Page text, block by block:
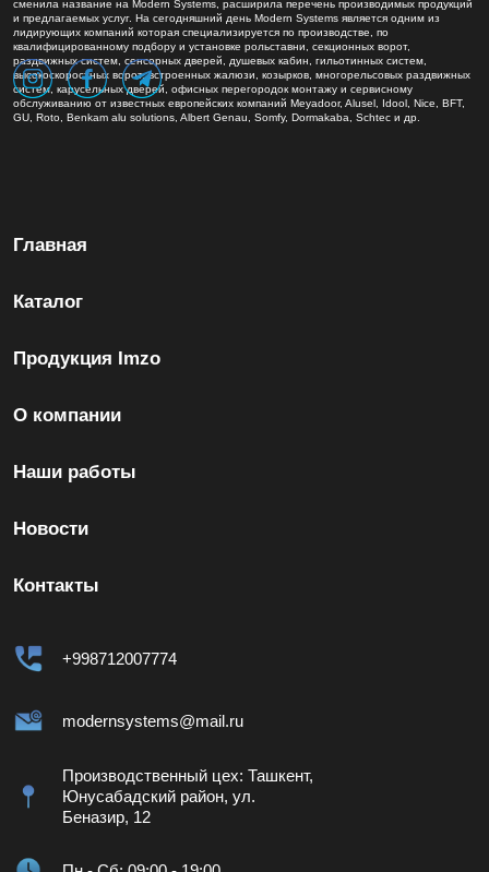
сменила название на Modern Systems, расширила перечень производимых продукций
и предлагаемых услуг. На сегодняшний день Modern Systems является одним из
лидирующих компаний которая специализируется по производстве, по
квалифицированному подбору и установке рольставни, секционных ворот,
раздвижных систем, сенсорных дверей, душевых кабин, гильотинных систем,
высокоскоростных ворот, встроенных жалюзи, козырков, многорельсовых раздвижных
систем, карусельных дверей, офисных перегородок монтажу и сервисному
обслуживанию от известных европейских компаний Meyadoor, Alusel, Idool, Nice, BFT,
GU, Roto, Benkam alu solutions, Albert Genau, Somfy, Dormakaba, Schtec и др.
Главная
Каталог
Продукция Imzo
О компании
Наши работы
Новости
Контакты
+998712007774
modernsystems@mail.ru
Производственный цех: Ташкент,
Юнусабадский район, ул.
Беназир, 12